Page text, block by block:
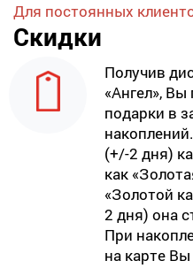
Для постоянных
Скидки
Получив
«Ангел», Вы
подарки в
(+/-2 дня)
как
«Золотой
2 дня) она
При
на карте